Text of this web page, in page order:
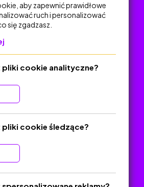
aby zapewnić prawidłowe
ruch i personalizować
się zgadzasz.
cookie analityczne?
cookie śledzące?